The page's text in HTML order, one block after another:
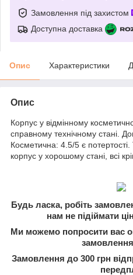
Замовлення під захистом
Доступна доставка
Опис Характеристики
Опис
Корпус у відмінному
справному технічному стані.
Косметична: 4.5/5 є потертості.
корпус у хорошому стані, всі
Будь ласка, робіть
нам не підіймати
Ми можемо попросити вас
Замовлення до 300 грн